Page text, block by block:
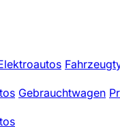
Gebrauchtwagen